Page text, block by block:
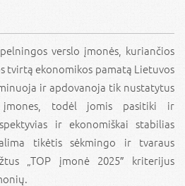
verslo įmonės, kuriančios
tvirtą ekonomikos pamatą Lietuvos
ir apdovanoja tik nustatytus
įmones, todėl jomis pasitiki ir
ir ekonomiškai stabilias
tikėtis sėkmingo ir tvaraus
„TOP įmonė 2025″ kriterijus